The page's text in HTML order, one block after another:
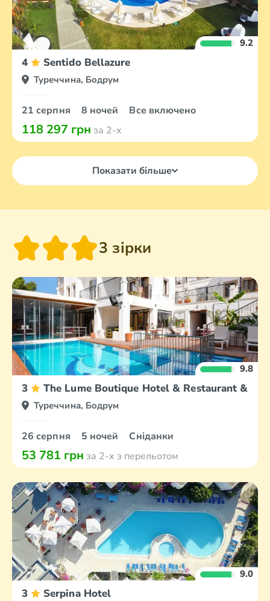
9.2
4 Sentido Bellazure
Туреччина, Бодрум
21 серпня 8 ночей Все включено
118 297 грн за 2-х
Показати більше
3 зірки
9.8
3 The Lume Boutique Hotel & Restaurant & Spa
Туреччина, Бодрум
26 серпня 5 ночей Сніданки
53 781 грн за 2-х з перельотом
9.0
3 Serpina Hotel